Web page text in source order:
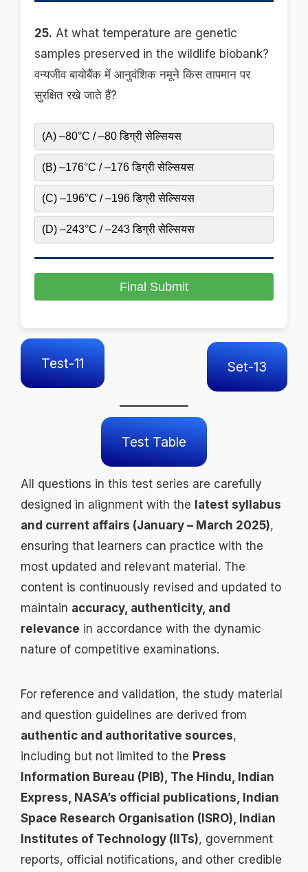
25. At what temperature are genetic
samples preserved in the wildlife biobank?
वन्यजीव बायोबैंक में आनुवंशिक नमूने किस तापमान पर
सुरक्षित रखे जाते हैं?
(A) –80°C / –80 डिग्री सेल्सियस
(B) –176°C / –176 डिग्री सेल्सियस
(C) –196°C / –196 डिग्री सेल्सियस
(D) –243°C / –243 डिग्री सेल्सियस
Final Submit
Test-11 Set-13
Test Table
All questions in this test series are carefully
designed in alignment with the latest syllabus
and current affairs (January – March 2025),
ensuring that learners can practice with the
most updated and relevant material. The
content is continuously revised and updated to
maintain accuracy, authenticity, and
relevance in accordance with the dynamic
nature of competitive examinations.
For reference and validation, the study material
and question guidelines are derived from
authentic and authoritative sources,
including but not limited to the Press
Information Bureau (PIB), The Hindu, Indian
Express, NASA’s official publications, Indian
Space Research Organisation (ISRO), Indian
Institutes of Technology (IITs), government
reports, official notifications, and other credible